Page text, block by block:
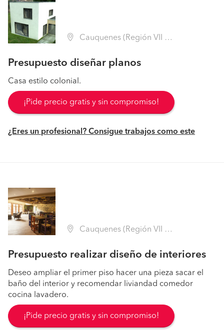
Cauquenes (Región VII Maule - Cauquenes)
Presupuesto diseñar planos
Casa estilo colonial.
¡Pide precio gratis y sin compromiso!
¿Eres un profesional? Consigue trabajos como este
Cauquenes (Región VII Maule - Cauquenes)
Presupuesto realizar diseño de interiores
Deseo ampliar el primer piso hacer una pieza sacar el
baño del interior y recomendar liviandad comedor
cocina lavadero.
¡Pide precio gratis y sin compromiso!